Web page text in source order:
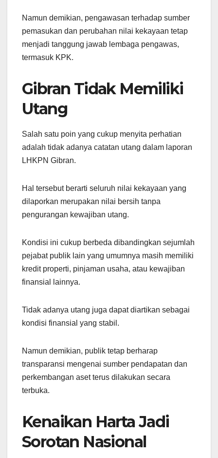
Namun demikian, pengawasan terhadap sumber
pemasukan dan perubahan nilai kekayaan tetap
menjadi tanggung jawab lembaga pengawas,
termasuk KPK.
Gibran Tidak Memiliki
Utang
Salah satu poin yang cukup menyita perhatian
adalah tidak adanya catatan utang dalam laporan
LHKPN Gibran.
Hal tersebut berarti seluruh nilai kekayaan yang
dilaporkan merupakan nilai bersih tanpa
pengurangan kewajiban utang.
Kondisi ini cukup berbeda dibandingkan sejumlah
pejabat publik lain yang umumnya masih memiliki
kredit properti, pinjaman usaha, atau kewajiban
finansial lainnya.
Tidak adanya utang juga dapat diartikan sebagai
kondisi finansial yang stabil.
Namun demikian, publik tetap berharap
transparansi mengenai sumber pendapatan dan
perkembangan aset terus dilakukan secara
terbuka.
Kenaikan Harta Jadi
Sorotan Nasional